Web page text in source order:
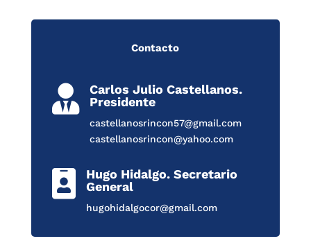
Contacto

Carlos Julio Castellanos.
Presidente
castellanosrincon57@gmail.com
castellanosrincon@yahoo.com

Hugo Hidalgo. Secretario
General
hugohidalgocor@gmail.com